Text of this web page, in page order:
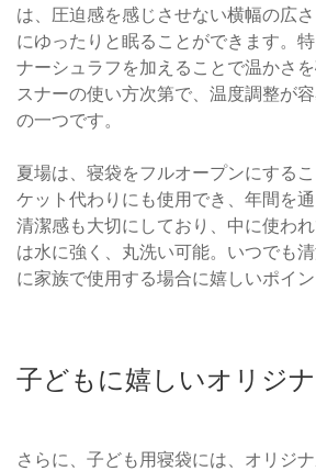
は、圧迫感を感じさせない横幅の広
にゆったりと眠ることができます。
ナーシュラフを加えることで温かさ
スナーの使い方次第で、温度調整が
の一つです。
夏場は、寝袋をフルオープンにする
ケット代わりにも使用でき、年間を通
清潔感も大切にしており、中に使わ
は水に強く、丸洗い可能。いつでも
に家族で使用する場合に嬉しいポイン
子どもに嬉しいオリジ
さらに、子ども用寝袋には、オリジ